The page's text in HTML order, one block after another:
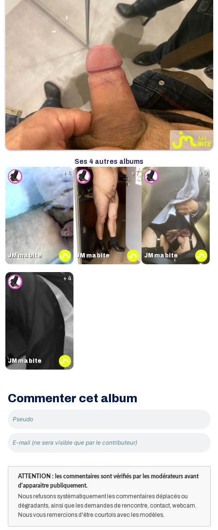
Ses 4 autres albums
+ 4
JM ma bite
+ 7
JM ma bite
+ 9
JM ma bite
+ 4
JM ma bite
Commenter cet album
ATTENTION : les commentaires sont vérifiés par les modérateurs avant
d'apparaitre publiquement.
Nous refusons systématiquement les commentaires déplacés ou
dégradants, ainsi que les demandes de rencontre, contact, webcam.
Nous vous remercions d'être courtois avec les modèles.